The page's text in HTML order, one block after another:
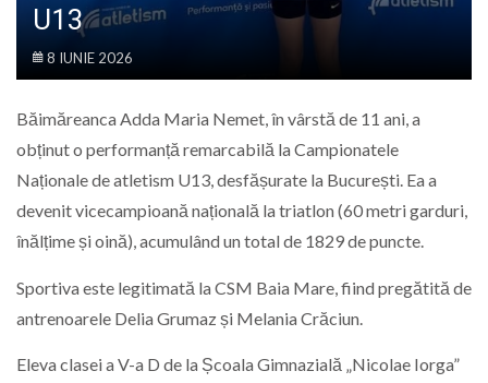
U13
8 IUNIE 2026
Băimăreanca Adda Maria Nemet, în vârstă de 11 ani, a
obținut o performanță remarcabilă la Campionatele
Naționale de atletism U13, desfășurate la București. Ea a
devenit vicecampioană națională la triatlon (60 metri garduri,
înălțime și oină), acumulând un total de 1829 de puncte.
Sportiva este legitimată la CSM Baia Mare, fiind pregătită de
antrenoarele Delia Grumaz și Melania Crăciun.
Eleva clasei a V-a D de la Școala Gimnazială „Nicolae Iorga”